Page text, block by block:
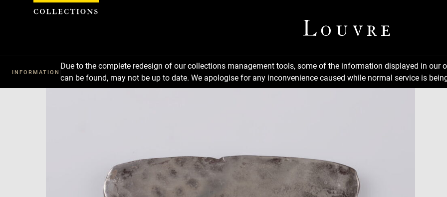
INFORMATION
Due to the complete redesign of our collections management tools, some of the information displayed in
can be found, may not be up to date. We apologise for any inconvenience caused while normal service is
Download
Next
Previous
Cookies management panel